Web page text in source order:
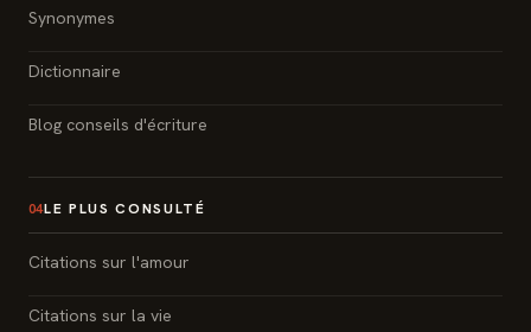
Synonymes
Dictionnaire
Blog conseils d'écriture
04LE PLUS CONSULTÉ
Citations sur l'amour
Citations sur la vie